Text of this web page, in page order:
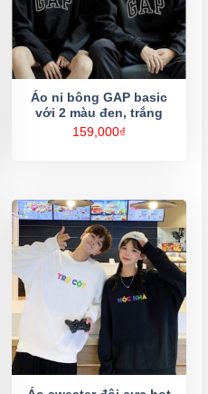
Áo nỉ bông GAP basic
với 2 màu đen, trắng
159,000₫